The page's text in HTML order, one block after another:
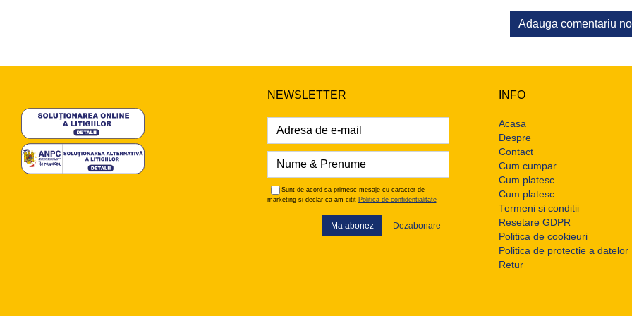
Adauga comentariu
NEWSLETTER
Sunt de acord sa primesc mesaje cu caracter de
marketing si declar ca am citit Politica de confidentialitate
Ma abonez Dezabonare
INFO
Acasa
Despre
Contact
Cum cumpar
Cum platesc
Cum platesc
Termeni si conditii
Resetare GDPR
Politica de cookieuri
Politica de protectie a datelor
Retur